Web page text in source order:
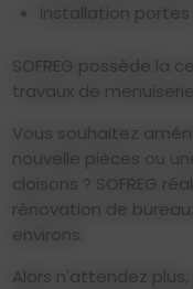
Installation
SOFREG possède la
travaux de
Vous souhaitez
nouvelle pièces ou
cloisons ? SOFREG
rénovation de
environs.
Alors n'attendez